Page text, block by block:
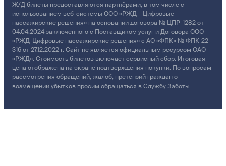
Ж/Д билеты предоставляются партнёрами, в том числе с
использованием веб-системы ООО «РЖД – Цифровые
пассажирские решения» на основании договора № ЦПР-1282 от
04.04.2024 заключенного с Поставщиком услуг и Договора ООО
«РЖД-Цифровые пассажирские решения» с АО «ФПК» № ФПК-22-
316 от 27.12.2022 г. Сайт не является официальным ресурсом ОАО
«РЖД». Стоимость билетов включает сервисный сбор. Итоговая
цена отображена на экране подтверждения покупки. По вопросам
рассмотрения обращений, жалоб, претензий граждан о
возмещении убытков просим обращаться в Службу Заботы.